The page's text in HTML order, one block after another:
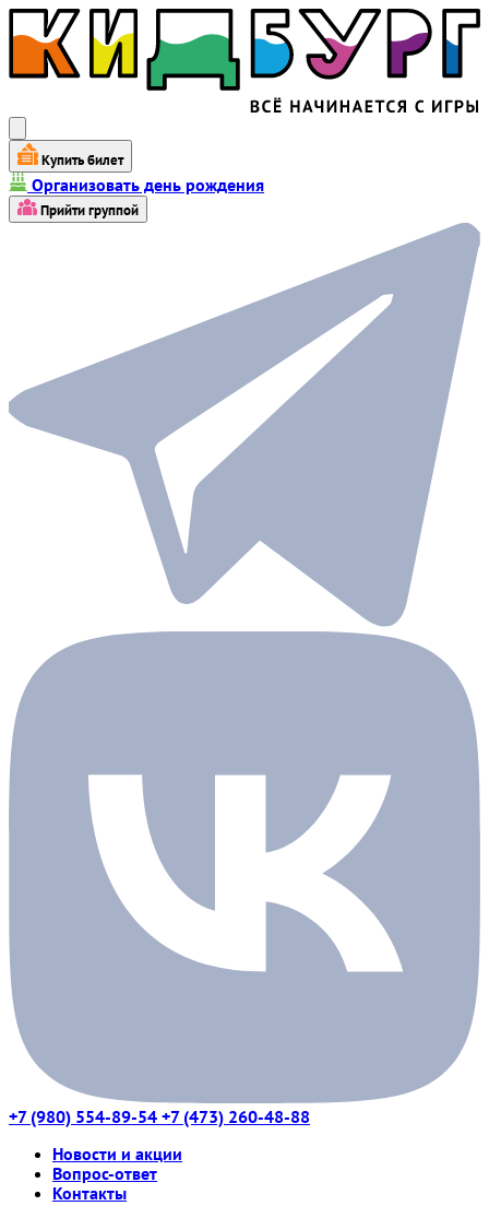
Купить билет
Организовать день рождения
Прийти группой
+7 (980) 554-89-54 +7 (473) 260-48-88
Новости и акции
Вопрос-ответ
Контакты